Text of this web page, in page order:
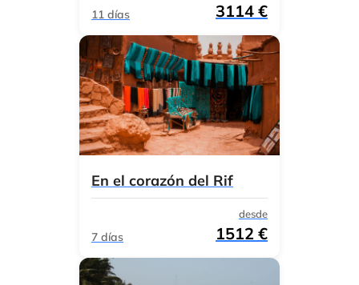
11 días 3114 €
En el corazón del Rif
7 días
desde
1512 €